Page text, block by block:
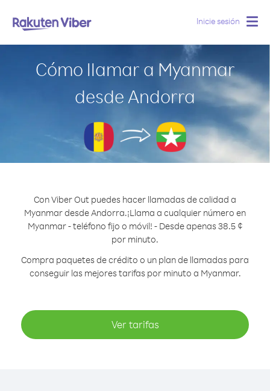
Inicie sesión
Cómo llamar a Myanmar
desde Andorra
Con Viber Out puedes hacer llamadas de calidad a
Myanmar desde Andorra.¡Llama a cualquier número en
Myanmar - teléfono fijo o móvil! - Desde apenas 38.5 ¢
por minuto.
Compra paquetes de crédito o un plan de llamadas para
conseguir las mejores tarifas por minuto a Myanmar.
Ver tarifas